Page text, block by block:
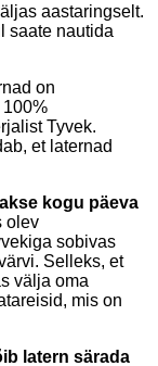
aastaringselt.
saate nautida
on
Tyvek.
et laternad
kogu päeva
olev
sobivas
Selleks, et
välja oma
mis on
latern särada